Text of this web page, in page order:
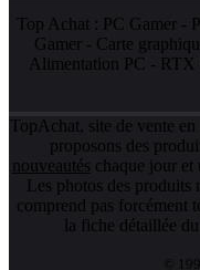
Top Achat : PC Gamer-
Gamer - Carte
Alimentation PC - RTX
TopAchat, site de vente
proposons des
nouveautés chaque jour
Les photos des produits
comprend pas forcément
la fiche détaillée
©